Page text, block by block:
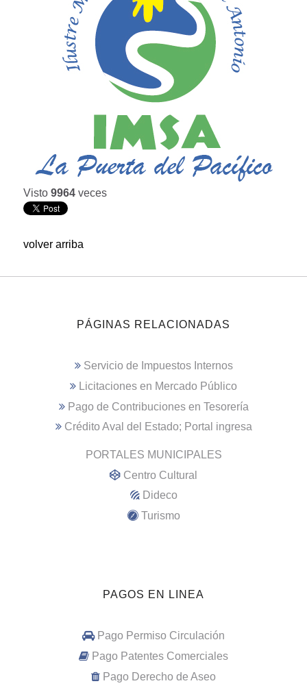
Visto 9964 veces
volver arriba
PÁGINAS RELACIONADAS
Servicio de Impuestos Internos
Licitaciones en Mercado Público
Pago de Contribuciones en Tesorería
Crédito Aval del Estado; Portal ingresa
PORTALES MUNICIPALES
Centro Cultural
Dideco
Turismo
PAGOS EN LINEA
Pago Permiso Circulación
Pago Patentes Comerciales
Pago Derecho de Aseo